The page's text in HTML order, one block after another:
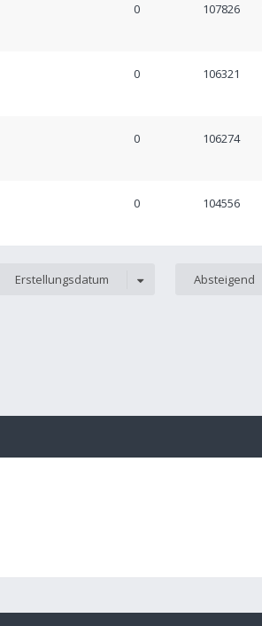
0 107826
0 106321
0 106274
0 104556
Erstellungsdatum Absteigend